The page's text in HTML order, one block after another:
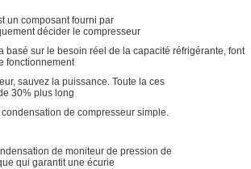
un composant fourni par
décider le compresseur
basé sur le besoin réel de la capacité réfrigérante, font
fonctionnement
sauvez la puissance. Toute la ces
30% plus long
de compresseur simple.
de moniteur de pression de
qui garantit une écurie